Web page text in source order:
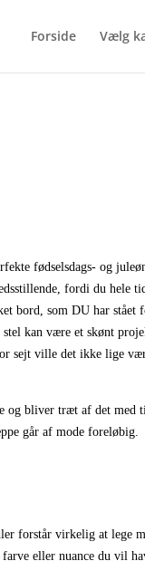
Forside Vælg
fødselsdags- og
fordi du hele
bord, som DU har stået
kan være et skønt
sejt ville det ikke lige
og bliver træt af det med
går af mode foreløbig.
forstår virkelig at lege
eller nuance du vil